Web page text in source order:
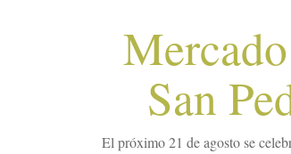
San
El próximo 21 de agosto se